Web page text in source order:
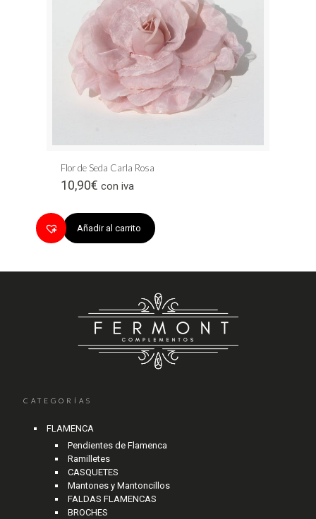
Flor de Seda Carla Rosa
10,90€ con iva
Añadir al carrito
CATEGORÍAS
FLAMENCA
Pendientes de Flamenca
Ramilletes
CASQUETES
Mantones y Mantoncillos
FALDAS FLAMENCAS
BROCHES